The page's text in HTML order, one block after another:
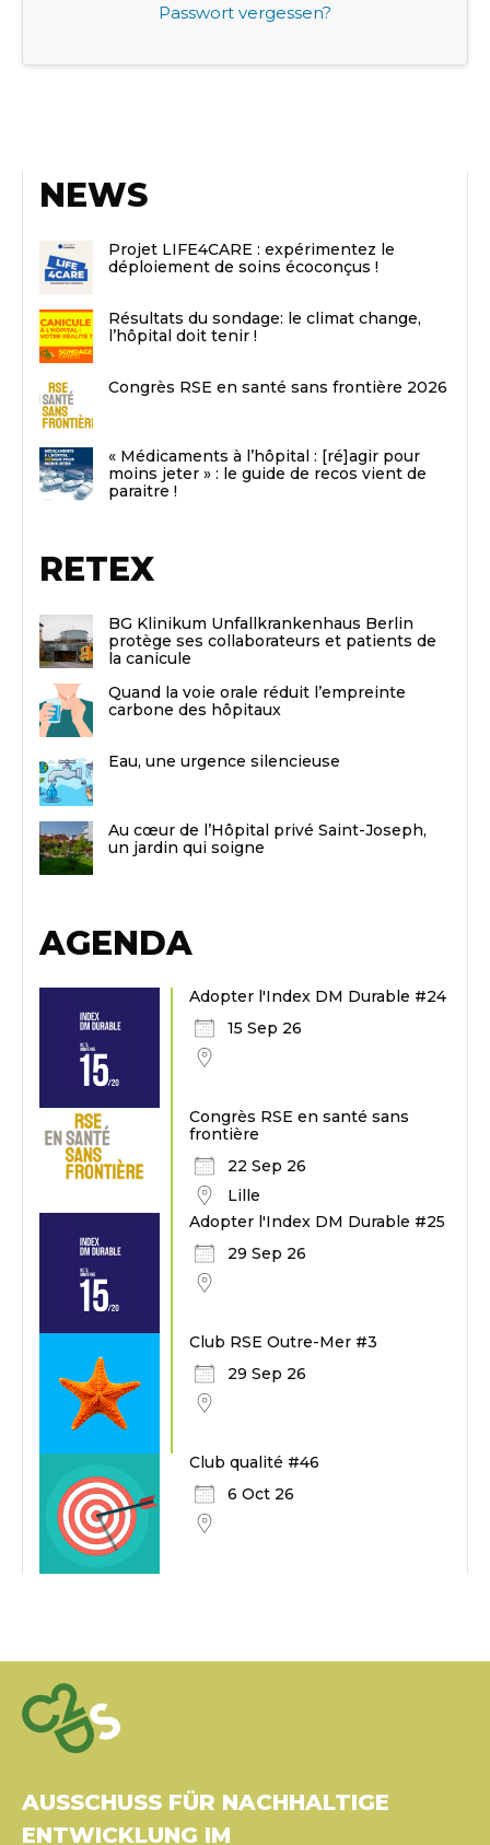
Passwort vergessen?
NEWS
Projet LIFE4CARE : expérimentez le
déploiement de soins écoconçus !
Résultats du sondage: le climat change,
l’hôpital doit tenir !
Congrès RSE en santé sans frontière 2026
« Médicaments à l’hôpital : [ré]agir pour
moins jeter » : le guide de recos vient de
paraitre !
RETEX
BG Klinikum Unfallkrankenhaus Berlin
protège ses collaborateurs et patients de
la canicule
Quand la voie orale réduit l’empreinte
carbone des hôpitaux
Eau, une urgence silencieuse
Au cœur de l’Hôpital privé Saint-Joseph,
un jardin qui soigne
AGENDA
Adopter l'Index DM Durable #24
15 Sep 26
Congrès RSE en santé sans
frontière
22 Sep 26
Lille
Adopter l'Index DM Durable #25
29 Sep 26
Club RSE Outre-Mer #3
29 Sep 26
Club qualité #46
6 Oct 26
AUSSCHUSS FÜR NACHHALTIGE
ENTWICKLUNG IM